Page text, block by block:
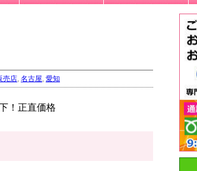
売店, 名古屋, 愛知